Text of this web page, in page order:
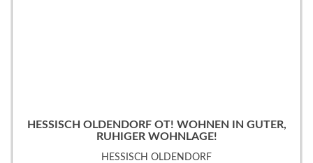
HESSISCH OLDENDORF OT! WOHNEN IN GUTER,
RUHIGER WOHNLAGE!
HESSISCH OLDENDORF